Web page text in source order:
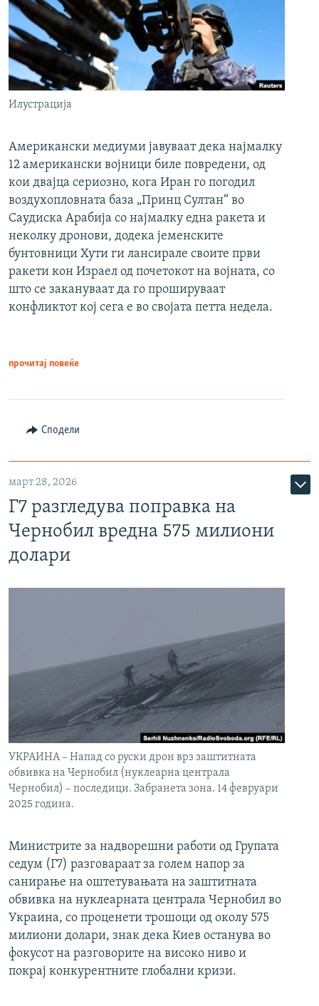
Илустрација
Американски медиуми јавуваат дека најмалку
12 американски војници биле повредени, од
кои двајца сериозно, кога Иран го погодил
воздухопловната база „Принц Султан“ во
Саудиска Арабија со најмалку една ракета и
неколку дронови, додека јеменските
бунтовници Хути ги лансирале своите први
ракети кон Израел од почетокот на војната, со
што се закануваат да го прошируваат
конфликтот кој сега е во својата петта недела.
прочитај повеќе
Сподели
март 28, 2026
Г7 разгледува поправка на
Чернобил вредна 575 милиони
долари
УКРАИНА – Напад со руски дрон врз заштитната
обвивка на Чернобил (нуклеарна централа
Чернобил) – последици. Забранета зона. 14 февруари
2025 година.
Министрите за надворешни работи од Групата
седум (Г7) разговараат за голем напор за
санирање на оштетувањата на заштитната
обвивка на нуклеарната централа Чернобил во
Украина, со проценети трошоци од околу 575
милиони долари, знак дека Киев останува во
фокусот на разговорите на високо ниво и
покрај конкурентните глобални кризи.